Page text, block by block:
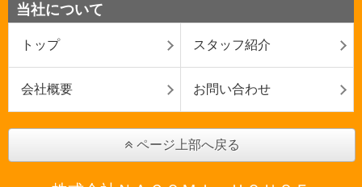
当社について
トップ スタッフ紹介
会社概要 お問い合わせ
ページ上部へ戻る